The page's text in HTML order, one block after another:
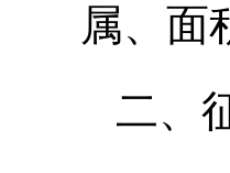
属、面
二、